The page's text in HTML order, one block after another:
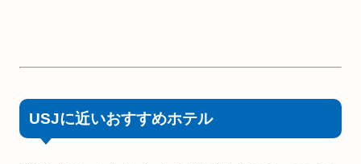
USJに近いおすすめホテル